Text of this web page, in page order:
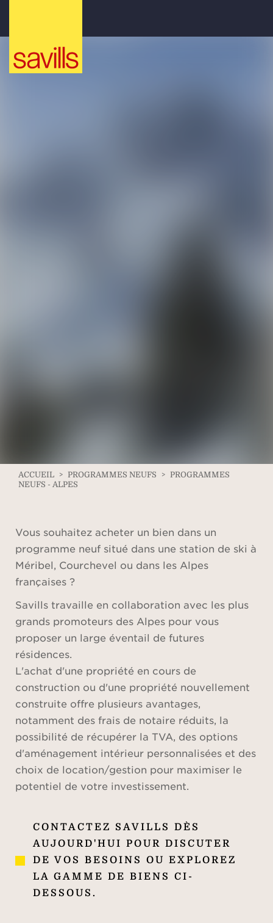
ACCUEIL > PROGRAMMES NEUFS > PROGRAMMES
NEUFS - ALPES
Vous souhaitez acheter un bien dans un
programme neuf situé dans une station de ski à
Méribel, Courchevel ou dans les Alpes
françaises ?
Savills travaille en collaboration avec les plus
grands promoteurs des Alpes pour vous
proposer un large éventail de futures
résidences.
L'achat d'une propriété en cours de
construction ou d'une propriété nouvellement
construite offre plusieurs avantages,
notamment des frais de notaire réduits, la
possibilité de récupérer la TVA, des options
d'aménagement intérieur personnalisées et des
choix de location/gestion pour maximiser le
potentiel de votre investissement.
CONTACTEZ SAVILLS DÈS
AUJOURD'HUI POUR DISCUTER
DE VOS BESOINS OU EXPLOREZ
LA GAMME DE BIENS CI-
DESSOUS.